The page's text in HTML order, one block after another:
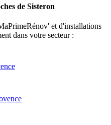
de Sisteron
et d'installations
dans votre secteur :